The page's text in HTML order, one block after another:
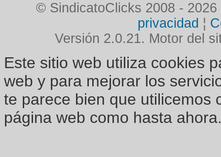
© SindicatoClicks 2008 - 2026
privacidad ¦
Versión 2.0.21. Motor del
Este sitio web utiliza cookies
web y para mejorar los
te parece bien que utilicemos
página web como hasta